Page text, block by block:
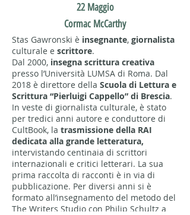
22 Maggio
Cormac McCarthy
Stas Gawronski è insegnante, giornalista
culturale e scrittore.
Dal 2000, insegna scrittura creativa
presso l’Università LUMSA di Roma. Dal
2018 è direttore della Scuola di Lettura e
Scrittura “Pierluigi Cappello” di Brescia.
In veste di giornalista culturale, è stato
per tredici anni autore e conduttore di
CultBook, la trasmissione della RAI
dedicata alla grande letteratura,
intervistando centinaia di scrittori
internazionali e critici letterari. La sua
prima raccolta di racconti è in via di
pubblicazione. Per diversi anni si è
formato all’insegnamento del metodo del
The Writers Studio con Philip Schultz a